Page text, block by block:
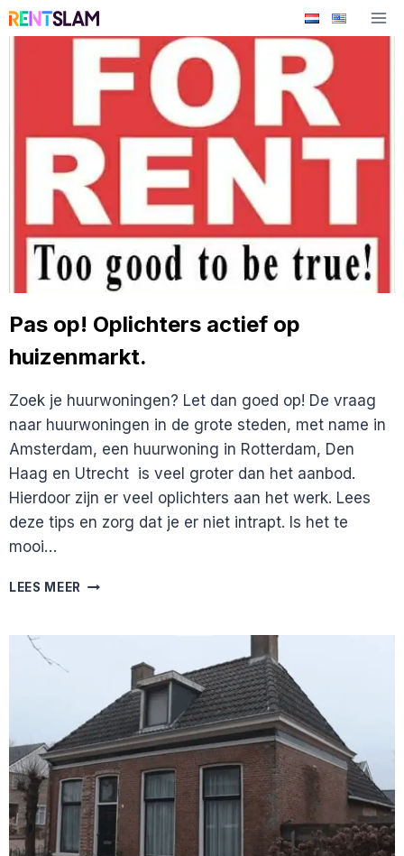
Ga
naar
Pas op! Oplichters actief op
huizenmarkt.
Zoek je huurwoningen? Let dan goed op! De vraag
naar huurwoningen in de grote steden, met name in
Amsterdam, een huurwoning in Rotterdam, Den
Haag en Utrecht is veel groter dan het aanbod.
Hierdoor zijn er veel oplichters aan het werk. Lees
deze tips en zorg dat je er niet intrapt. Is het te
mooi…
LEES MEER PAS
ACTIEF
HUIZENMARKT.